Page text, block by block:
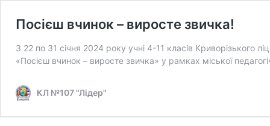
Посієш вчинок – виросте звичка!
З 22 по 31 січня 2024 року учні 4-11 класів Криворізького
«Посієш вчинок – виросте звичка» у рамках міської
КЛ №107 "Лідер"